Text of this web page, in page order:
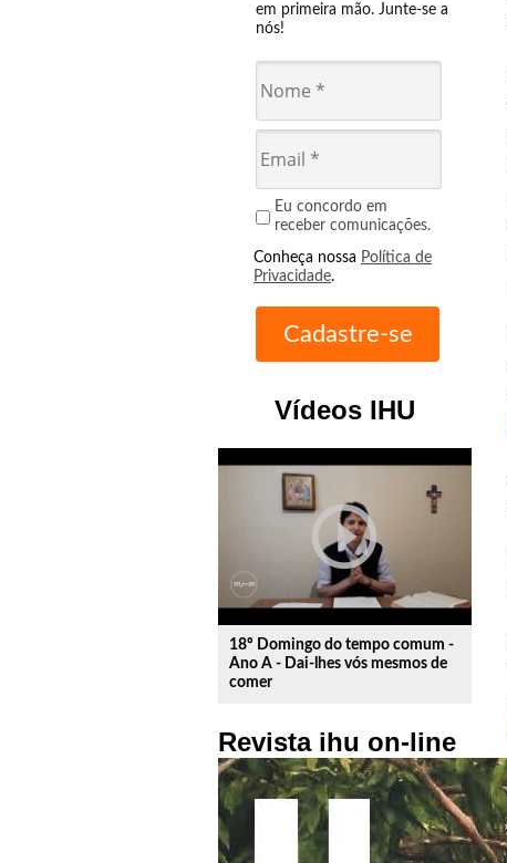
em primeira mão. Junte-se a
nós!
Eu concordo em
receber comunicações.
Conheça nossa Política de
Privacidade.
Vídeos IHU
play_circle_outline
18º Domingo do tempo comum -
Ano A - Dai-lhes vós mesmos de
comer
Revista ihu on-line